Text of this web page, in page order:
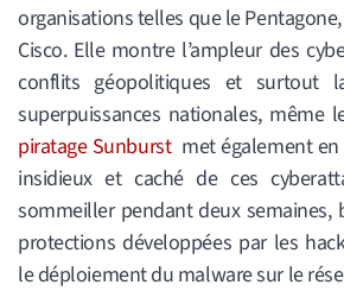
organisations telles que le
Cisco. Elle montre l’ampleur des
conflits géopolitiques et surtout
superpuissances nationales, même
piratage Sunburstmet également en
insidieux et caché de ces
sommeiller pendant deux semaines,
protections développées par les
le déploiement du malware sur le